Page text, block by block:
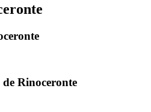
de Rinoceronte